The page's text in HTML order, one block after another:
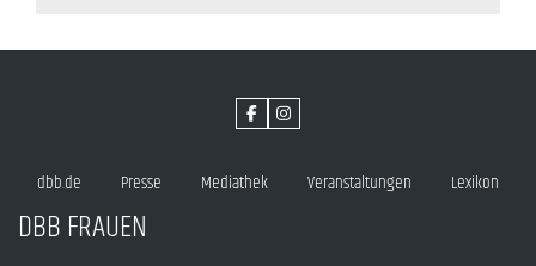
dbb.de Presse Mediathek Veranstaltungen Lexikon
DBB FRAUEN